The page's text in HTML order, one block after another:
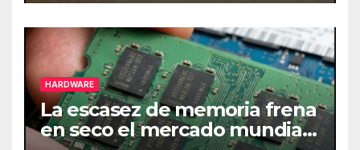
HARDWARE
La escasez de memoria frena
en seco el mercado mundial